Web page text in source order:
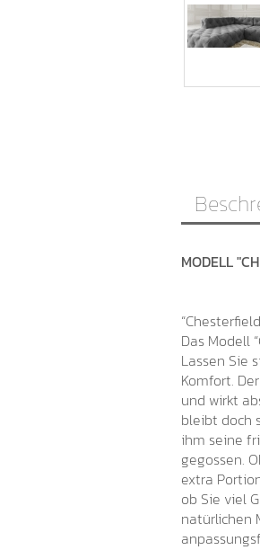
MODELL
Das Modell
Lassen Sie
Komfort.
und wirkt
bleibt doch
ihm seine
gegossen.
extra
ob Sie viel
natürlichen